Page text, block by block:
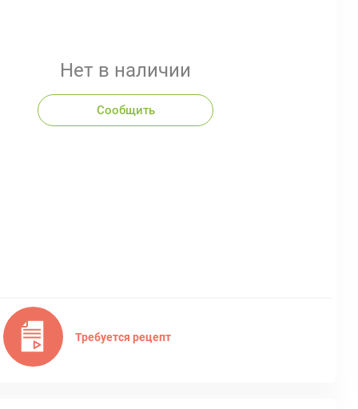
Нет в наличии
Сообщить
Требуется рецепт